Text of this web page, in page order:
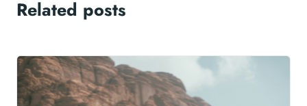
Related posts